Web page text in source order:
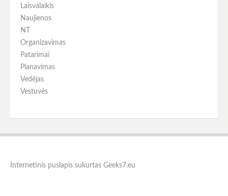
Laisvalaikis
Naujienos
NT
Organizavimas
Patarimai
Planavimas
Vedėjas
Vestuvės
Internetinis puslapis sukurtas Geeks7.eu